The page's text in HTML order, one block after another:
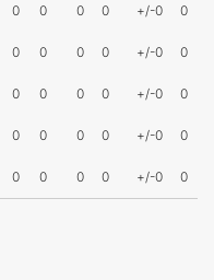
0 0 0 0 +/-0 0
0 0 0 0 +/-0 0
0 0 0 0 +/-0 0
0 0 0 0 +/-0 0
0 0 0 0 +/-0 0